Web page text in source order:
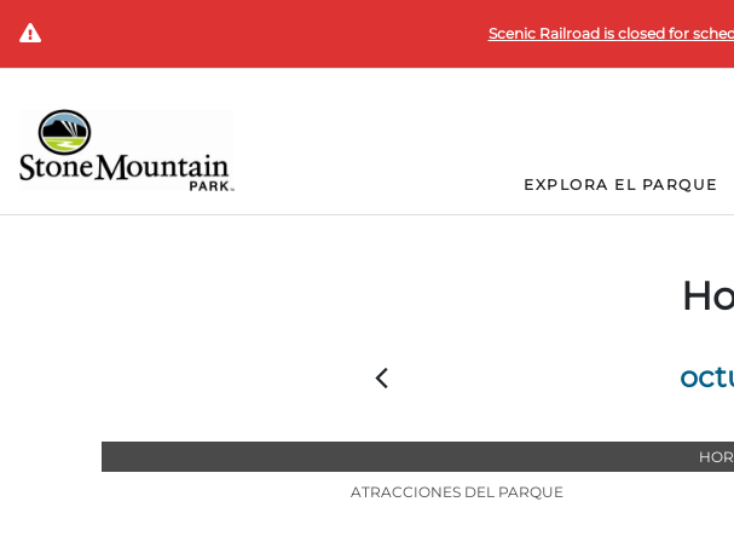
Scenic Railroad is closed for
EXPLORA EL PARQUE
fecha.
ATRACCIONES DEL PARQUE